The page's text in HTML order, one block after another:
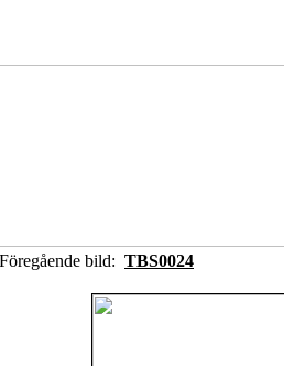
Föregående bild: TBS0024